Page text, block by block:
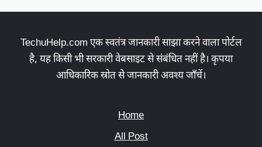
TechuHelp.com एक स्वतंत्र जानकारी साझा करने वाला पोर्टल
है, यह किसी भी सरकारी वेबसाइट से संबंधित नहीं है। कृपया
आधिकारिक स्रोत से जानकारी अवश्य जाँचें।
Home
All Post